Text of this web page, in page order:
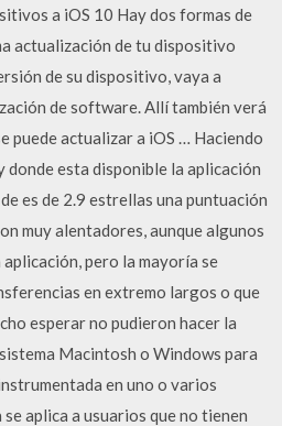
a iOS 10 Hay dos formas de
actualización de tu dispositivo
de su dispositivo, vaya a
de software. Allí también verá
puede actualizar a iOS … Haciendo
donde esta disponible la aplicación
es de 2.9 estrellas una puntuación
muy alentadores, aunque algunos
pero la mayoría se
en extremo largos o que
esperar no pudieron hacer la
Macintosh o Windows para
en uno o varios
aplica a usuarios que no tienen